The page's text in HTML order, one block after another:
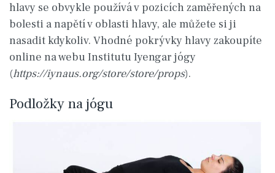
hlavy se obvykle používá v pozicích zaměřených na
bolesti a napětí v oblasti hlavy, ale můžete si ji
nasadit kdykoliv. Vhodné pokrývky hlavy zakoupíte
online na webu Institutu Iyengar jógy
(https://iynaus.org/store/store/props).
Podložky na jógu